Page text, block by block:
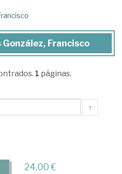
Francisco
1 páginas.
↑
24,00 €